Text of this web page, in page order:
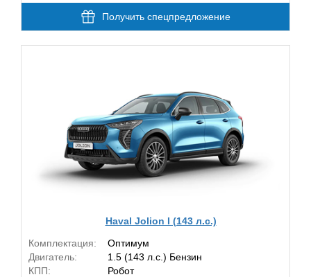
Получить спецпредложение
Haval Jolion I (143 л.с.)
Комплектация:
Оптимум
Двигатель:
1.5 (143 л.с.) Бензин
КПП:
Робот